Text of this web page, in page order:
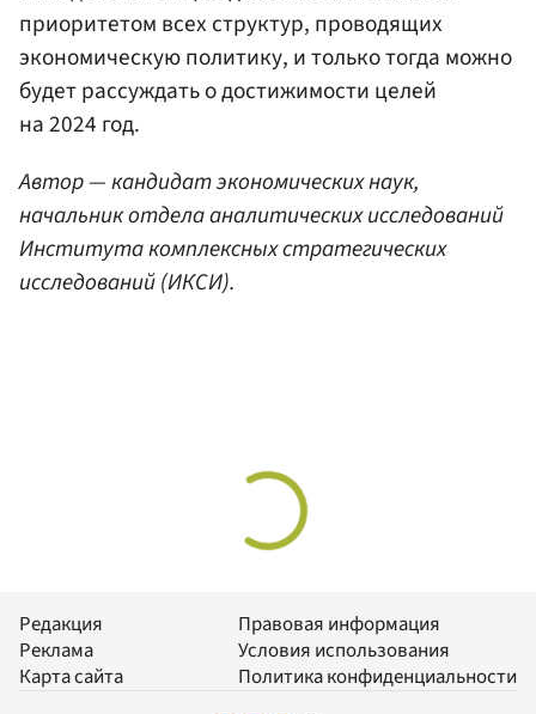
приоритетом всех структур, проводящих
экономическую политику, и только тогда можно
будет рассуждать о достижимости целей
на 2024 год.
Автор — кандидат экономических наук,
начальник отдела аналитических исследований
Института комплексных стратегических
исследований (ИКСИ).
Редакция
Реклама
Карта сайта
Правовая информация
Условия использования
Политика конфиденциальности